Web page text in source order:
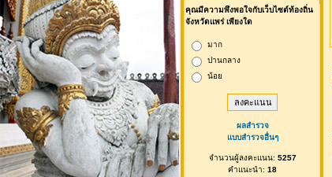
คุณมีความพึงพอใจกับเว็บไซต์ท้องถิ่น
จังหวัดแพร่ เพียงใด
มาก
ปานกลาง
น้อย
ผลสำรวจ
แบบสำรวจอื่นๆ
จำนวนผู้ลงคะแนน: 5257
คำแนะนำ: 18